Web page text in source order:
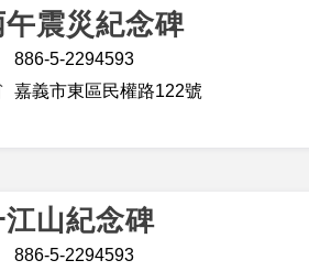
午震災紀念碑
886-5-2294593
嘉義市東區民權路122號
江山紀念碑
886-5-2294593